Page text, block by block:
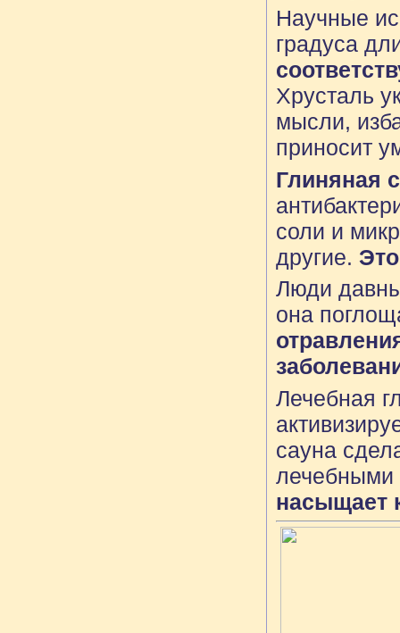
Научные
градуса
Хрусталь
мысли,
приносит
Глиняная
соли и
другие.
Люди
она
Лечебная
сауна
насыщает